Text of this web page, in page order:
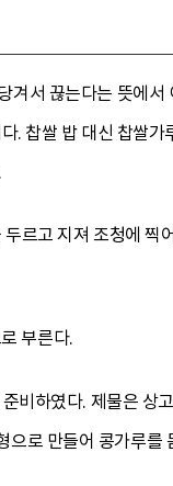
서 끊는다는 뜻에서
. 찹쌀 밥 대신 찹쌀
르고 지져 조청에 찍
부른다.
하였다. 제물은 상
로 만들어 콩가루를